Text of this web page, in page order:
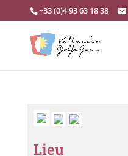
+33 (0)4 93 63 18 38
Lieu